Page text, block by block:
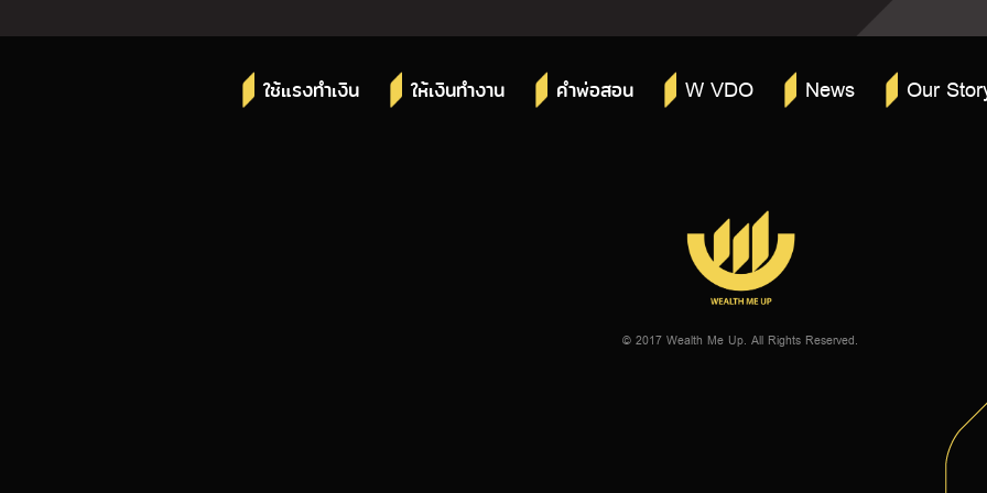
ใช้แรงทำเงิน ให้เงินทำงาน คำพ่อสอน W VDO News Our
© 2017 Wealth Me Up. All Rights Reserved.